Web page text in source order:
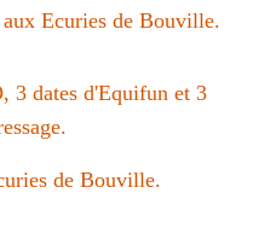
Ecuries de Bouville.
3 dates d'Equifun et 3
de Bouville.